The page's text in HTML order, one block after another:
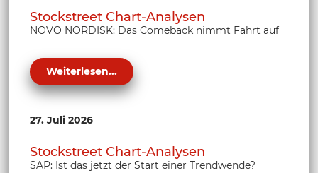
Stockstreet Chart-Analysen
NOVO NORDISK: Das Comeback nimmt Fahrt auf
Weiterlesen...
27. Juli 2026
Stockstreet Chart-Analysen
SAP: Ist das jetzt der Start einer Trendwende?